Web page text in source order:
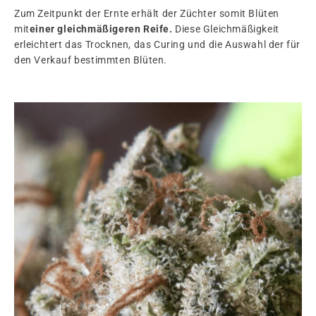
Zum Zeitpunkt der Ernte erhält der Züchter somit Blüten
miteiner gleichmäßigeren Reife. Diese Gleichmäßigkeit
erleichtert das Trocknen, das Curing und die Auswahl der für
den Verkauf bestimmten Blüten.